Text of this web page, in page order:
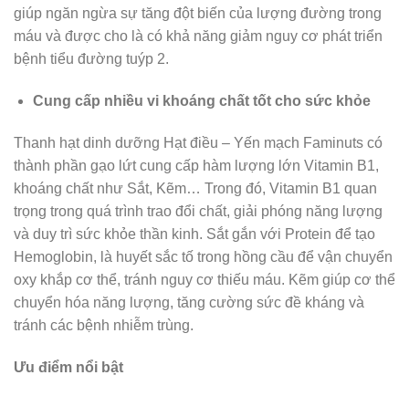
giúp ngăn ngừa sự tăng đột biến của lượng đường trong
máu và được cho là có khả năng giảm nguy cơ phát triển
bệnh tiểu đường tuýp 2.
Cung cấp nhiều vi khoáng chất tốt cho sức khỏe
Thanh hạt dinh dưỡng Hạt điều – Yến mạch Faminuts có
thành phần gạo lứt cung cấp hàm lượng lớn Vitamin B1,
khoáng chất như Sắt, Kẽm… Trong đó, Vitamin B1 quan
trọng trong quá trình trao đổi chất, giải phóng năng lượng
và duy trì sức khỏe thần kinh. Sắt gắn với Protein để tạo
Hemoglobin, là huyết sắc tố trong hồng cầu để vận chuyển
oxy khắp cơ thể, tránh nguy cơ thiếu máu. Kẽm giúp cơ thể
chuyển hóa năng lượng, tăng cường sức đề kháng và
tránh các bệnh nhiễm trùng.
Ưu điểm nổi bật